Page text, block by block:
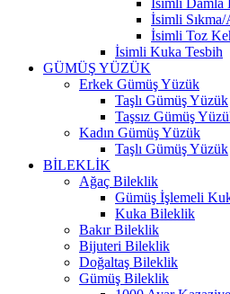
İsimli Damla
İsimli
İsimli Toz
İsimli Kuka Tesbih
GÜMÜŞ YÜZÜK
Erkek Gümüş Yüzük
Taşlı Gümüş Yüzük
Taşsız Gümüş
Kadın Gümüş Yüzük
Taşlı Gümüş Yüzük
BİLEKLİK
Ağaç Bileklik
Gümüş İşlemeli
Kuka Bileklik
Bakır Bileklik
Bijuteri Bileklik
Doğaltaş Bileklik
Gümüş Bileklik